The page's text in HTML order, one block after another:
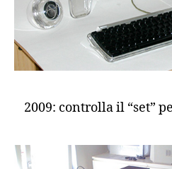
2009: controlla il “set”